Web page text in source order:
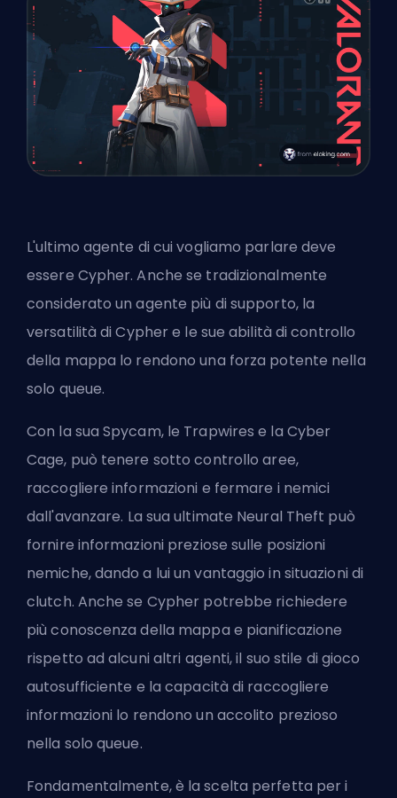
L'ultimo agente di cui vogliamo parlare deve
essere Cypher. Anche se tradizionalmente
considerato un agente più di supporto, la
versatilità di Cypher e le sue abilità di controllo
della mappa lo rendono una forza potente nella
solo queue.
Con la sua Spycam, le Trapwires e la Cyber
Cage, può tenere sotto controllo aree,
raccogliere informazioni e fermare i nemici
dall'avanzare. La sua ultimate Neural Theft può
fornire informazioni preziose sulle posizioni
nemiche, dando a lui un vantaggio in situazioni di
clutch. Anche se Cypher potrebbe richiedere
più conoscenza della mappa e pianificazione
rispetto ad alcuni altri agenti, il suo stile di gioco
autosufficiente e la capacità di raccogliere
informazioni lo rendono un accolito prezioso
nella solo queue.
Fondamentalmente, è la scelta perfetta per i